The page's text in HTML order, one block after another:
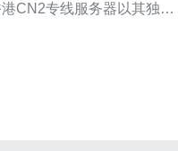
CN2专线服务器以其独特
大优势，助您做出明智的